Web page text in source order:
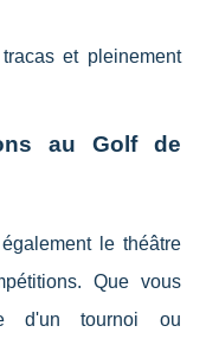
et pleinement
au Golf de
le théâtre
Que vous
d'un tournoi ou